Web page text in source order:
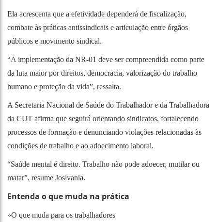
Ela acrescenta que a efetividade dependerá de fiscalização,
combate às práticas antissindicais e articulação entre órgãos
públicos e movimento sindical.
“A implementação da NR-01 deve ser compreendida como parte
da luta maior por direitos, democracia, valorização do trabalho
humano e proteção da vida”, ressalta.
A Secretaria Nacional de Saúde do Trabalhador e da Trabalhadora
da CUT afirma que seguirá orientando sindicatos, fortalecendo
processos de formação e denunciando violações relacionadas às
condições de trabalho e ao adoecimento laboral.
“Saúde mental é direito. Trabalho não pode adoecer, mutilar ou
matar”, resume Josivania.
Entenda o que muda na prática
»O que muda para os trabalhadores